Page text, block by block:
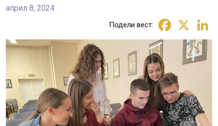
април 8, 2024
Подели вест: